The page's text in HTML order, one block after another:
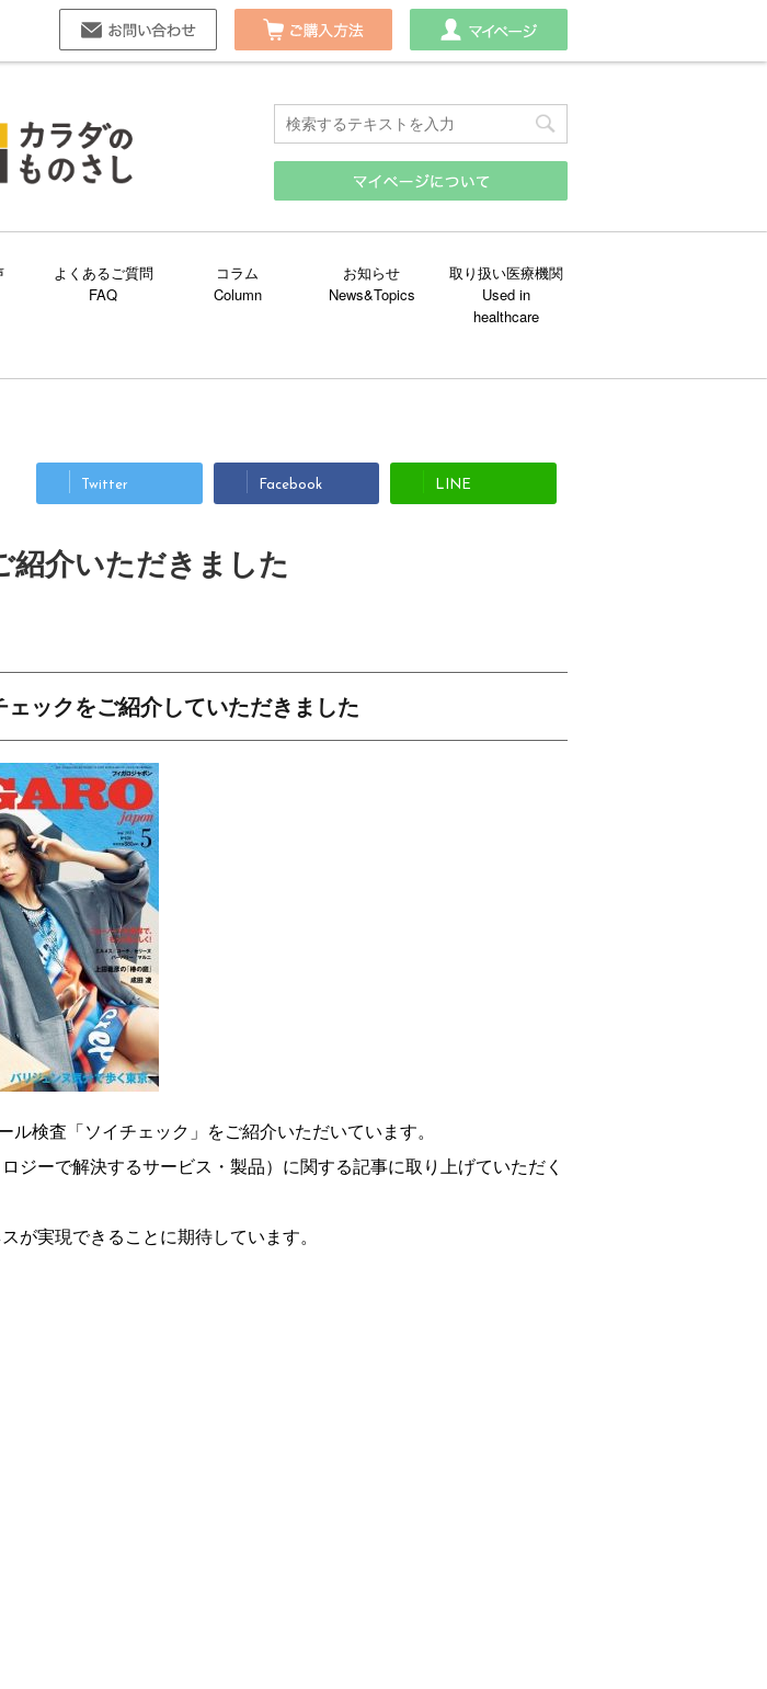
お問い合わせ ご購入方法 マイページ
よくあるご質問 コラム お知らせ 取り扱い医療機関
Twitter Facebook LINE
紹介いただきました
ェックをご紹介していただきました
検査「ソイチェック」をご紹介いただいています。
ジーで解決するサービス・製品）に関する記事に取り上げていただく
が実現できることに期待しています。